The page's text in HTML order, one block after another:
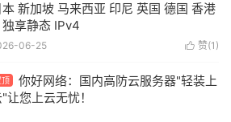
本 新加坡 马来西亚 印尼 英国 德国 香港
独享静态 IPv4
 赞(1 )
06-25
顶
你好网络：国内高防云服务器"轻装上
让您上云无忧！